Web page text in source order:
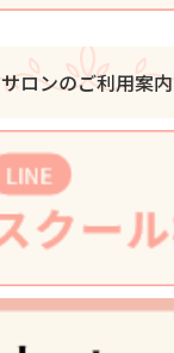
サロンのご利用案内